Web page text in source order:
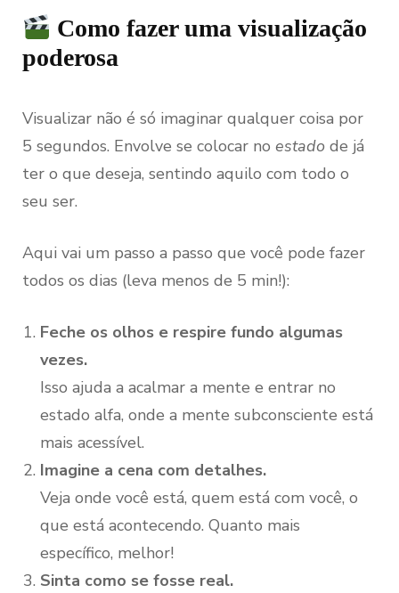
Como fazer uma visualização
poderosa
Visualizar não é só imaginar qualquer coisa por
5 segundos. Envolve se colocar no estado de já
ter o que deseja, sentindo aquilo com todo o
seu ser.
Aqui vai um passo a passo que você pode fazer
todos os dias (leva menos de 5 min!):
Feche os olhos e respire fundo algumas
vezes.
Isso ajuda a acalmar a mente e entrar no
estado alfa, onde a mente subconsciente está
mais acessível.
Imagine a cena com detalhes.
Veja onde você está, quem está com você, o
que está acontecendo. Quanto mais
específico, melhor!
Sinta como se fosse real.